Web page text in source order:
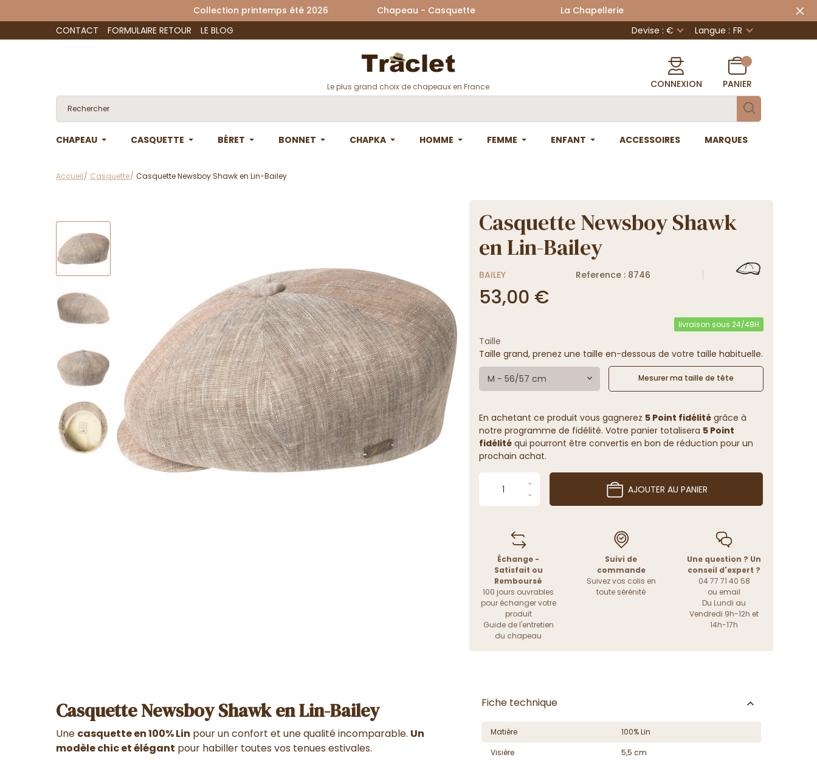
Collection printemps été 2026 Chapeau - Casquette La Chapellerie
CONTACT
FORMULAIRE RETOUR LE BLOG Devise : € Langue : FR
Le plus grand choix de chapeaux en France CONNEXION PANIER
CHAPEAU CASQUETTE BÉRET BONNET CHAPKA HOMME FEMME ENFANT ACCESSOIRES MARQUES
Accueil Casquette Casquette Newsboy Shawk en Lin-Bailey
Casquette Newsboy Shawk
en Lin-Bailey
BAILEY Reference : 8746
53,00 €
livraison sous 24/48H
Taille
Taille grand, prenez une taille en-dessous de votre taille habituelle.
M - 56/57 cm Mesurer ma taille de tête
En achetant ce produit vous gagnerez 5 Point fidélitégrâce à
notre programme de fidélité. Votre panier totalisera 5 Point
fidélitéqui pourront être convertis en bon de réduction pour un
prochain achat.
AJOUTER AU PANIER
Échange -
Satisfait ou
Remboursé
100 jours ouvrables
pour échanger votre
produit
Guide de l'entretien
du chapeau
Suivi de
commande
Suivez vos colis en
toute sérénité
Une question ? Un
conseil d'expert ?
04 77 71 40 58
ou email
Du Lundi au
Vendredi 9h-12h et
14h-17h
Casquette Newsboy Shawk en Lin-Bailey
Une casquette en 100% Lin pour un confort et une qualité incomparable. Un
modèle chic et élégant pour habiller toutes vos tenues estivales.
Fiche technique
Matière
100% Lin
Visière
5,5 cm